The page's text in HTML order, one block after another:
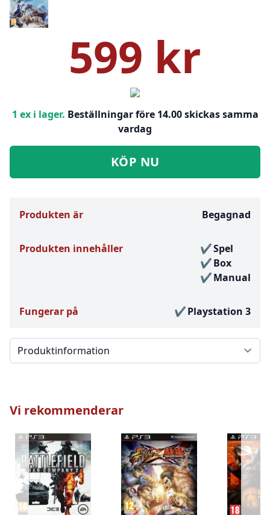
599 kr
1 ex i lager. Beställningar före 14.00 skickas samma
vardag
KÖP NU
Produkten är Begagnad
Produkten innehåller
Spel
Box
Manual
Fungerar på Playstation 3
Välj en flik
Vi rekommenderar